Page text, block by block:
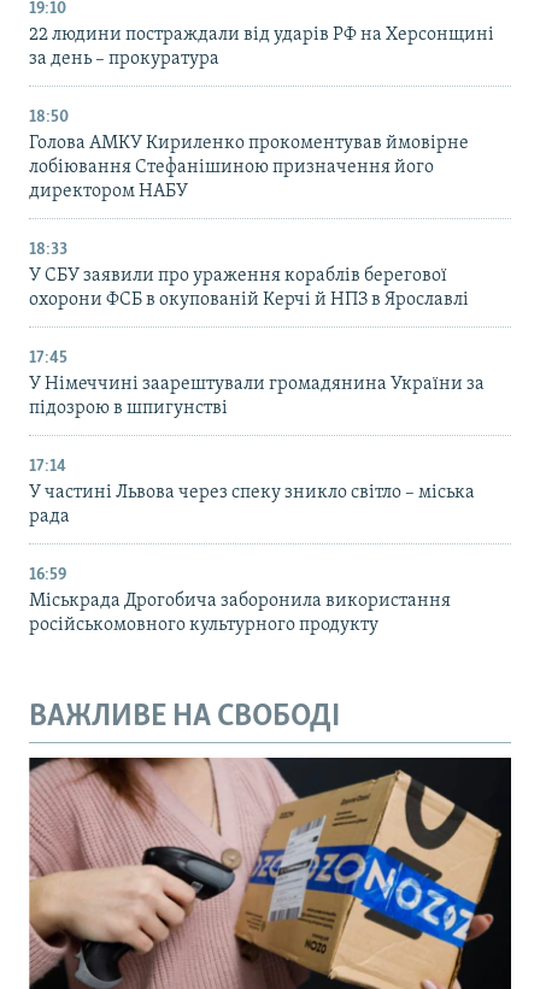
19:10
22 людини постраждали від ударів РФ на Херсонщині
за день – прокуратура
18:50
Голова АМКУ Кириленко прокоментував ймовірне
лобіювання Стефанішиною призначення його
директором НАБУ
18:33
У СБУ заявили про ураження кораблів берегової
охорони ФСБ в окупованій Керчі й НПЗ в Ярославлі
17:45
У Німеччині заарештували громадянина України за
підозрою в шпигунстві
17:14
У частині Львова через спеку зникло світло – міська
рада
16:59
Міськрада Дрогобича заборонила використання
російськомовного культурного продукту
ВАЖЛИВЕ НА СВОБОДІ